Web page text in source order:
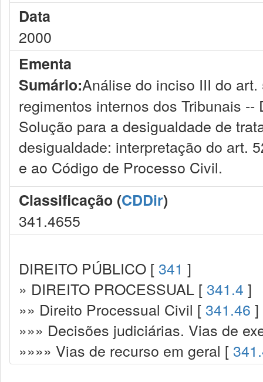
Data
2000
Ementa
Sumário:Análise do inciso III do
regimentos internos dos Tribunais
Solução para a desigualdade de
desigualdade: interpretação do art.
e ao Código de Processo Civil.
Classificação (CDDir)
341.4655
DIREITO PÚBLICO [ 341 ]
» DIREITO PROCESSUAL [ 341.4 ]
»» Direito Processual Civil [ 341.46 ]
»»» Decisões judiciárias. Vias de
»»»» Vias de recurso em geral [